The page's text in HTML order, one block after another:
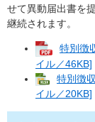
せて異動届出書を
継続されます。
特別徴
イル／46KB]
特別徴
イル／20KB]